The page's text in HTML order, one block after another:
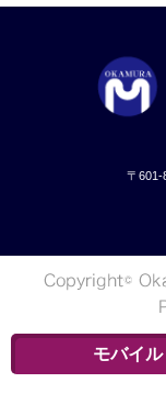
〒
モバイル